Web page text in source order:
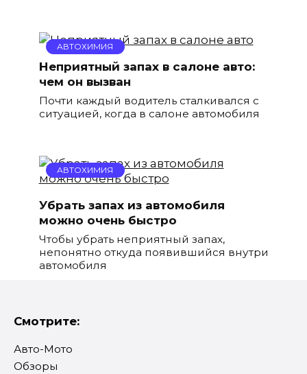
АВТОХИМИЯ
Неприятный запах в салоне авто:
чем он вызван
Почти каждый водитель сталкивался с
ситуацией, когда в салоне автомобиля
АВТОХИМИЯ
Убрать запах из автомобиля
можно очень быстро
Чтобы убрать неприятный запах,
непонятно откуда появившийся внутри
автомобиля
Смотрите:
Авто-Мото
Обзоры